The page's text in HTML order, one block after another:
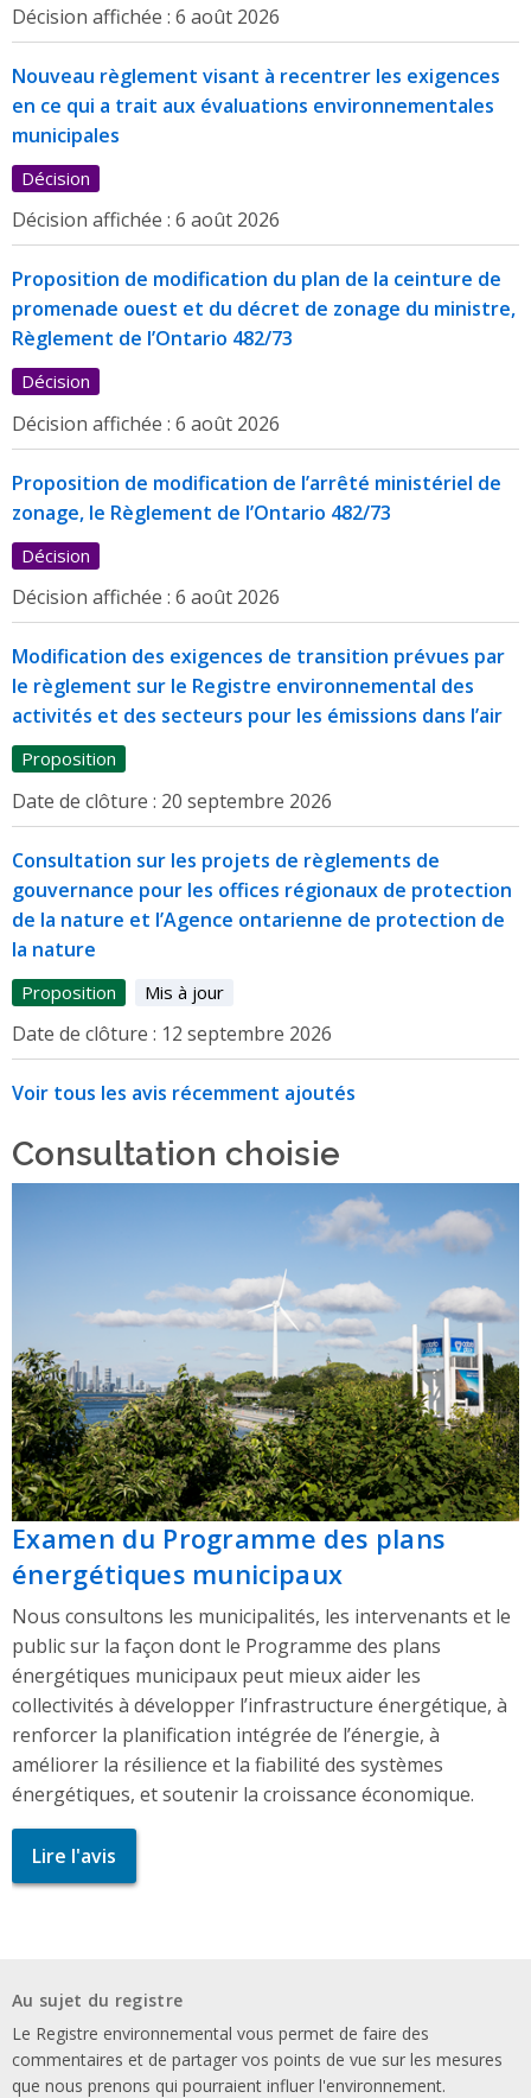
Décision affichée : 6 août 2026
Nouveau règlement visant à recentrer les exigences
en ce qui a trait aux évaluations environnementales
municipales
Décision
Décision affichée : 6 août 2026
Proposition de modification du plan de la ceinture de
promenade ouest et du décret de zonage du ministre,
Règlement de l’Ontario 482/73
Décision
Décision affichée : 6 août 2026
Proposition de modification de l’arrêté ministériel de
zonage, le Règlement de l’Ontario 482/73
Décision
Décision affichée : 6 août 2026
Modification des exigences de transition prévues par
le règlement sur le Registre environnemental des
activités et des secteurs pour les émissions dans l’air
Proposition
Date de clôture : 20 septembre 2026
Consultation sur les projets de règlements de
gouvernance pour les offices régionaux de protection
de la nature et l’Agence ontarienne de protection de
la nature
Proposition Mis à jour
Date de clôture : 12 septembre 2026
Voir tous les avis récemment ajoutés
Consultation choisie
Examen du Programme des plans
énergétiques municipaux
Nous consultons les municipalités, les intervenants et le
public sur la façon dont le Programme des plans
énergétiques municipaux peut mieux aider les
collectivités à développer l’infrastructure énergétique, à
renforcer la planification intégrée de l’énergie, à
améliorer la résilience et la fiabilité des systèmes
énergétiques, et soutenir la croissance économique.
Lire l'avis
Au sujet du registre
Le Registre environnemental vous permet de faire des
commentaires et de partager vos points de vue sur les mesures
que nous prenons qui pourraient influer l'environnement.